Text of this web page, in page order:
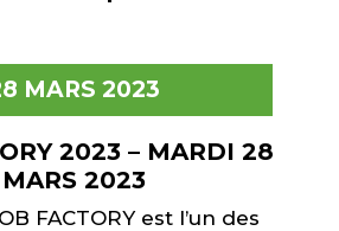
MARS 2023
2023 – MARDI 28
MARS 2023
FACTORY est l’un des